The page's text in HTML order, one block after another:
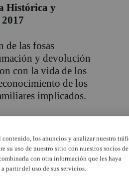
Histórica y
de las fosas
y devolución
con la vida de los
de los
implicados.
y educación
histórica de
y El Micalet–.
los anuncios y analizar nuestro
su uso de nuestro sitio con nuestros socios de
con otra información que les haya
partir del uso de sus servicios.